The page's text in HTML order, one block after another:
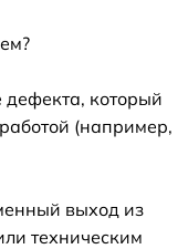
дефекта, который
(например,
выход из
техническим